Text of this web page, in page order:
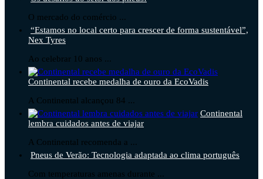
O mercado do comércio ...
“Estamos no local certo para crescer de forma sustentável”,
Nex Tyres
Ao celebrar 10 anos ...
Continental recebe medalha de ouro da EcoVadis
A Continental alcançou 84 ...
Continental
lembra cuidados antes de viajar
A Continental recomenda a ...
Pneus de Verão: Tecnologia adaptada ao clima português
Com temperaturas amenas durante ...